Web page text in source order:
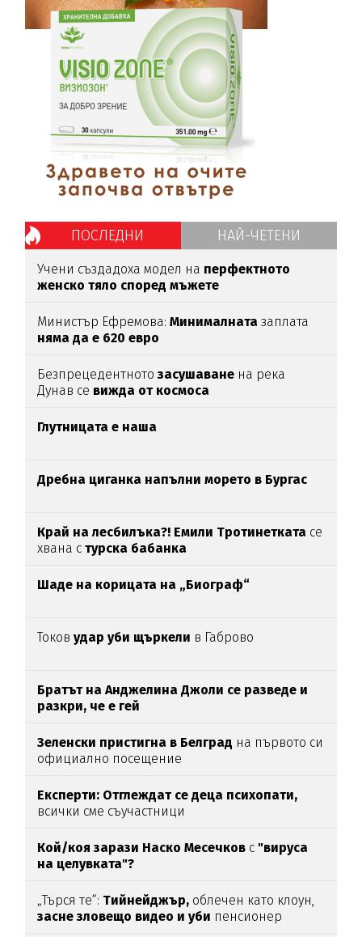
ПОСЛЕДНИ НАЙ-ЧЕТЕНИ
Учени създадоха модел на перфектното
женско тяло според мъжете
Министър Ефремова:Минималната заплата
няма да е 620 евро
Безпрецедентнотозасушаване на река
Дунав се вижда от космоса
Глутницата е наша
Дребна циганка напълни морето в Бургас
Край на лесбилъка?! Емили Тротинетката се
хвана с турска бабанка
Шаде на корицата на „Биограф“
Токовудар уби щъркели в Габрово
Братът на Анджелина Джоли се разведе и
разкри, че е гей
Зеленски пристигна в Белград на първото си
официално посещение
Експерти: Отглеждат се деца психопати,
всички сме съучастници
Кой/коя зарази Наско Месечков с "вируса
на целувката"?
„Търся те“: Тийнейджър, облечен като клоун,
засне зловещо видео и уби пенсионер